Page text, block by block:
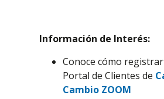
Información de Interés:
Conoce cómo
Portal de Clientes de
Cambio ZOOM